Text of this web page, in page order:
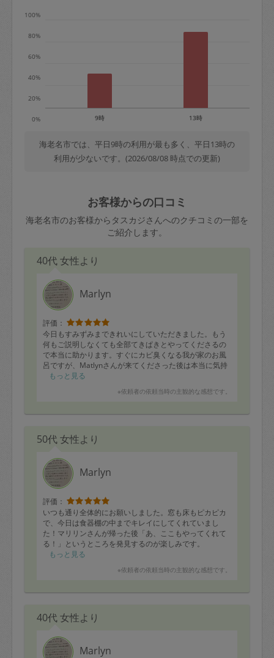
相当で料金設定されています。
0%
20%
40%
60%
80%
100%
9時 13時
海老名市では、平日9時の利用が最も多く、平日13時の
利用が少ないです。(2026/08/08 時点での更新)
お客様からの口コミ
海老名市のお客様からタスカジさんへのクチコミの一部を
ご紹介します。
40代 女性より
Marlyn
評価：
今日もすみずみまできれいにしていただきました。もう
何もご説明しなくても全部てきぱきとやってくださるの
で本当に助かります。すぐにカビ臭くなる我が家のお風
呂ですが、Matlynさんが来てくださった後は本当に気持
ちよくて家族全員この日を楽しみにしています！
もっと見る
※依頼者の依頼当時の主観的な感想です。
50代 女性より
Marlyn
評価：
いつも通り全体的にお願いしました。窓も床もピカピカ
で、今日は食器棚の中までキレイにしてくれていまし
た！マリリンさんが帰った後「あ、ここもやってくれて
る！」というところを発見するのが楽しみです。
もっと見る
※依頼者の依頼当時の主観的な感想です。
40代 女性より
Marlyn